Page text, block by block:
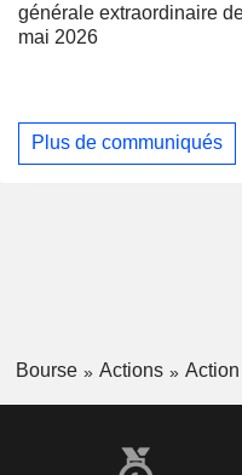
générale extraordinaire
mai 2026
Plus de communiqués
Bourse Actions